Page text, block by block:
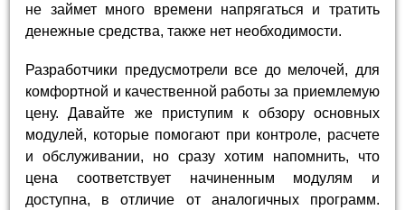
не займет много времени напрягаться и тратить
денежные средства, также нет необходимости.
Разработчики предусмотрели все до мелочей, для
комфортной и качественной работы за приемлемую
цену. Давайте же приступим к обзору основных
модулей, которые помогают при контроле, расчете
и обслуживании, но сразу хотим напомнить, что
цена соответствует начиненным модулям и
доступна, в отличие от аналогичных программ.